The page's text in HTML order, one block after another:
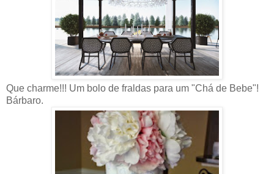
Que charme!!! Um bolo de fraldas para um "Chá de Bebe"!
Bárbaro.